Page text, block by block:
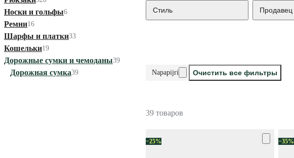
Носки и гольфы6
Ремни16
Шарфы и платки33
Кошельки19
Дорожные сумки и чемоданы39
Дорожная сумка39
Стиль Продавец
Napapijri Очистить все фильтры
39 товаров
−25% −35%